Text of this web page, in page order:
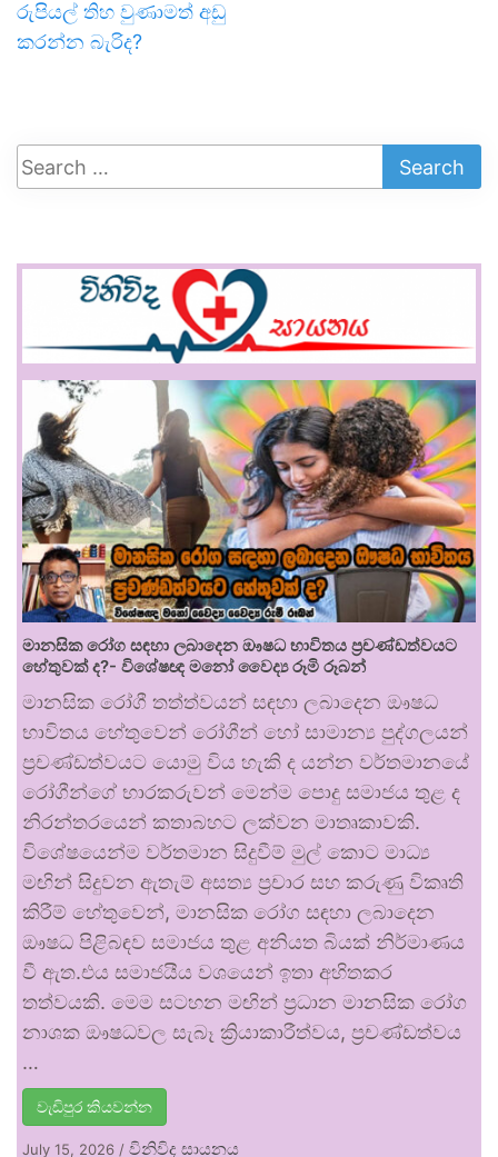
රුපියල් තිහ වුණාමත් අඩු
කරන්න බැරිද?
මානසික රෝග සඳහා ලබාදෙන ඖෂධ භාවිතය ප්‍රචණ්ඩත්වයට
හේතුවක් ද?- විශේෂඥ මනෝ වෛද්‍ය රූමි රූබන්
මානසික රෝගී තත්ත්වයන් සඳහා ලබාදෙන ඖෂධ
භාවිතය හේතුවෙන් රෝගීන් හෝ සාමාන්‍ය පුද්ගලයන්
ප්‍රචණ්ඩත්වයට යොමු විය හැකි ද යන්න වර්තමානයේ
රෝගීන්ගේ භාරකරුවන් මෙන්ම පොදු සමාජය තුළ ද
නිරන්තරයෙන් කතාබහට ලක්වන මාතෘකාවකි.
විශේෂයෙන්ම වර්තමාන සිදුවීම් මුල් කොට මාධ්‍ය
මඟින් සිදුවන ඇතැම් අසත්‍ය ප්‍රචාර සහ කරුණු විකෘති
කිරීම් හේතුවෙන්, මානසික රෝග සඳහා ලබාදෙන
ඖෂධ පිළිබඳව සමාජය තුළ අනියත බියක් නිර්මාණය
වී ඇත.එය සමාජයීය වශයෙන් ඉතා අහිතකර
තත්වයකි. මෙම සටහන මඟින් ප්‍රධාන මානසික රෝග
නාශක ඖෂධවල සැබෑ ක්‍රියාකාරීත්වය, ප්‍රචණ්ඩත්වය
…
වැඩිපුර කියවන්න
July 15, 2026 / විනිවිද සායනය